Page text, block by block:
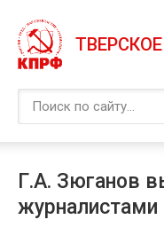
Г.А. Зюганов
журналистами